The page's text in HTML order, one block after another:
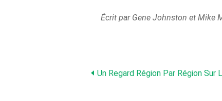
Écrit par Gene Johnston et Mike